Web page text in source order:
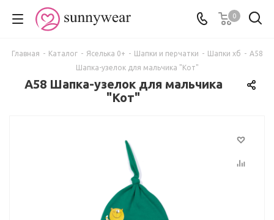
0
Главная - Каталог - Яселька 0+ - Шапки и перчатки - Шапки хб - А58
Шапка-узелок для мальчика "Кот"
А58 Шапка-узелок для мальчика
"Кот"